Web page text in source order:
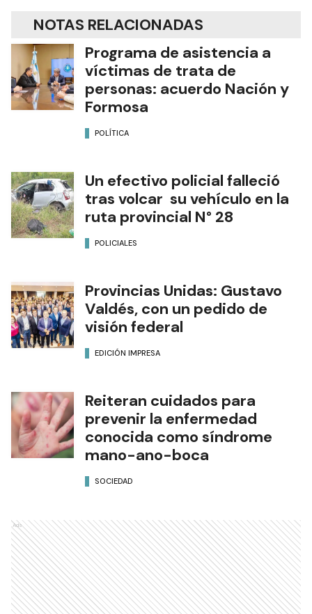
NOTAS RELACIONADAS
Programa de asistencia a
víctimas de trata de
personas: acuerdo Nación y
Formosa
POLÍTICA
Un efectivo policial falleció
tras volcar su vehículo en la
ruta provincial N° 28
POLICIALES
Provincias Unidas: Gustavo
Valdés, con un pedido de
visión federal
EDICIÓN IMPRESA
Reiteran cuidados para
prevenir la enfermedad
conocida como síndrome
mano-ano-boca
SOCIEDAD
Ads